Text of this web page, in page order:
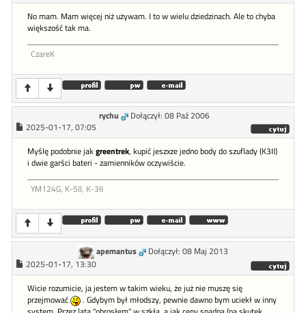
No mam. Mam więcej niż używam. I to w wielu dziedzinach. Ale to chyba
większość tak ma.
CzareK
rychu
Dołączył: 08 Paź 2006
2025-01-17, 07:05
Myślę podobnie jakgreentrek, kupić jeszxze jedno body do szuflady (K3II)
i dwie garści bateri - zamienników oczywiście.
YM124G, K-5II, K-3II
apemantus
Dołączył: 08 Maj 2013
2025-01-17, 13:30
Wicie rozumicie, ja jestem w takim wieku, że już nie muszę się
przejmować
. Gdybym był młodszy, pewnie dawno bym uciekł w inny